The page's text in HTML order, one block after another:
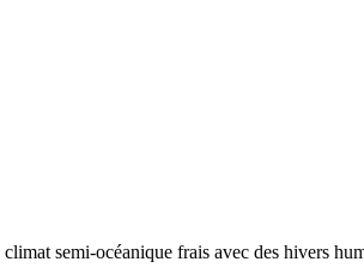
climat semi-océanique frais avec des hivers